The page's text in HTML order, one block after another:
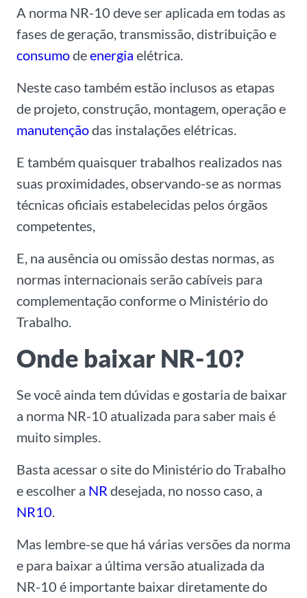
A norma NR-10 deve ser aplicada em todas as
fases de geração, transmissão, distribuição e
consumodeenergia elétrica.
Neste caso também estão inclusos as etapas
de projeto, construção, montagem, operação e
manutençãodas instalações elétricas.
E também quaisquer trabalhos realizados nas
suas proximidades, observando-se as normas
técnicas oficiais estabelecidas pelos órgãos
competentes,
E, na ausência ou omissão destas normas, as
normas internacionais serão cabíveis para
complementação conforme o Ministério do
Trabalho.
Onde baixar NR-10?
Se você ainda tem dúvidas e gostaria de baixar
a norma NR-10 atualizada para saber mais é
muito simples.
Basta acessar o site do Ministério do Trabalho
e escolher a NR desejada, no nosso caso, a
NR10.
Mas lembre-se que há várias versões da norma
e para baixar a última versão atualizada da
NR-10 é importante baixar diretamente do